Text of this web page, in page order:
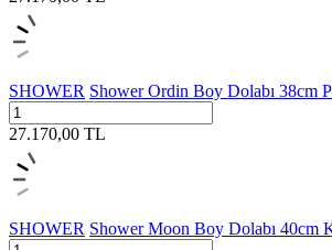
SHOWER Shower Ordin Boy Dolabı 38cm
27.170,00 TL
SHOWER Shower Moon Boy Dolabı 40cm